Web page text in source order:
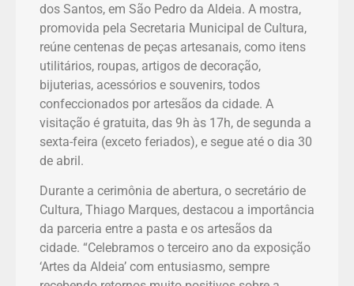
dos Santos, em São Pedro da Aldeia. A mostra,
promovida pela Secretaria Municipal de Cultura,
reúne centenas de peças artesanais, como itens
utilitários, roupas, artigos de decoração,
bijuterias, acessórios e souvenirs, todos
confeccionados por artesãos da cidade. A
visitação é gratuita, das 9h às 17h, de segunda a
sexta-feira (exceto feriados), e segue até o dia 30
de abril.
Durante a cerimônia de abertura, o secretário de
Cultura, Thiago Marques, destacou a importância
da parceria entre a pasta e os artesãos da
cidade. “Celebramos o terceiro ano da exposição
‘Artes da Aldeia’ com entusiasmo, sempre